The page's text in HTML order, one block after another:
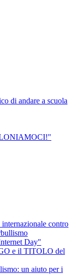
di andare a scuola
contro
Day"
e il TITOLO del
un aiuto per i